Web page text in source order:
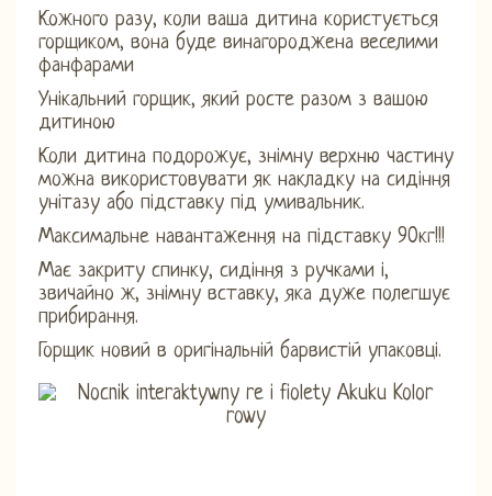
Кожного разу, коли ваша дитина користується
горщиком, вона буде винагороджена веселими
фанфарами
Унікальний горщик, який росте разом з вашою
дитиною
Коли дитина подорожує, знімну верхню частину
можна використовувати як накладку на сидіння
унітазу або підставку під умивальник.
Максимальне навантаження на підставку 90кг!!!
Має закриту спинку, сидіння з ручками і,
звичайно ж, знімну вставку, яка дуже полегшує
прибирання.
Горщик новий в оригінальній барвистій упаковці.